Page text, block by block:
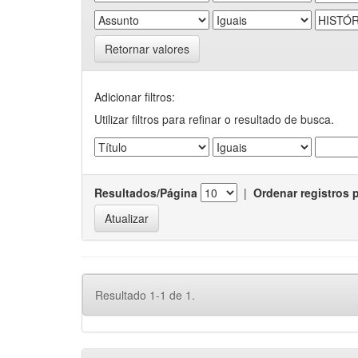
Retornar valores
Adicionar filtros:
Utilizar filtros para refinar o resultado de busca.
Resultados/Página | Ordenar registros
Resultado 1-1 de 1.